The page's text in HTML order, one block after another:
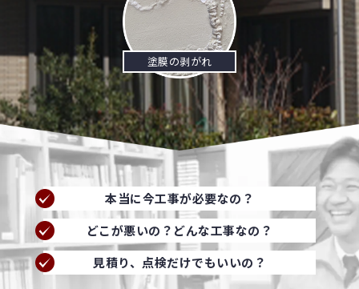
塗膜の剥がれ
本当に今工事が必要なの？
どこが悪いの？どんな工事なの？
見積り、点検だけでもいいの？